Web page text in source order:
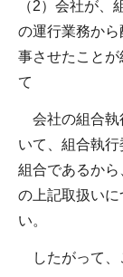
（2）会社が
の運行業務か
事させたこと
て
会社の組合執
いて、組合執
組合であるか
の上記取扱い
い。
したがって、